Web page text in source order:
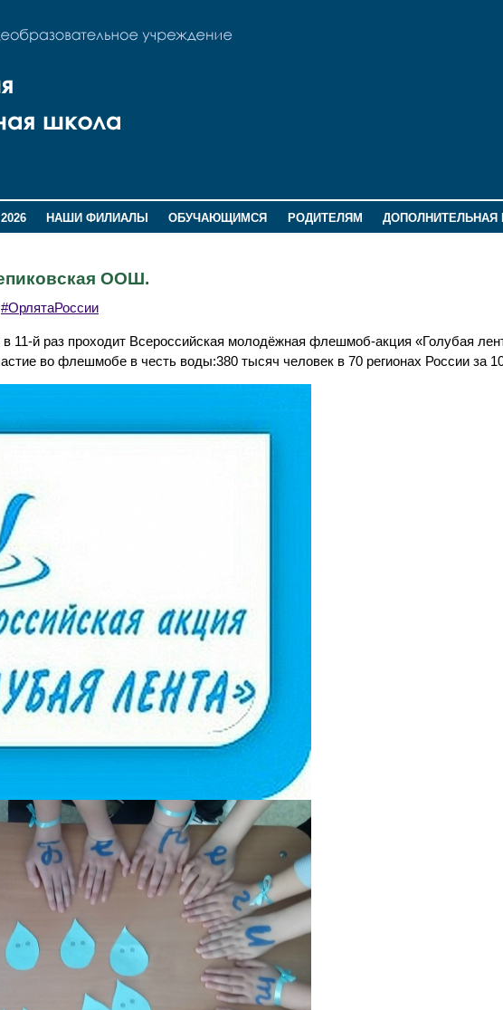
НАШИ ФИЛИАЛЫ ОБУЧАЮЩИМСЯ РОДИТЕЛЯМ ДОПОЛНИТЕЛЬНАЯ
ООШ.
#ОрлятаРоссии
й раз проходит Всероссийская молодёжная флешмоб-акция «Голубая
во флешмобе в честь воды:380 тысяч человек в 70 регионах России за